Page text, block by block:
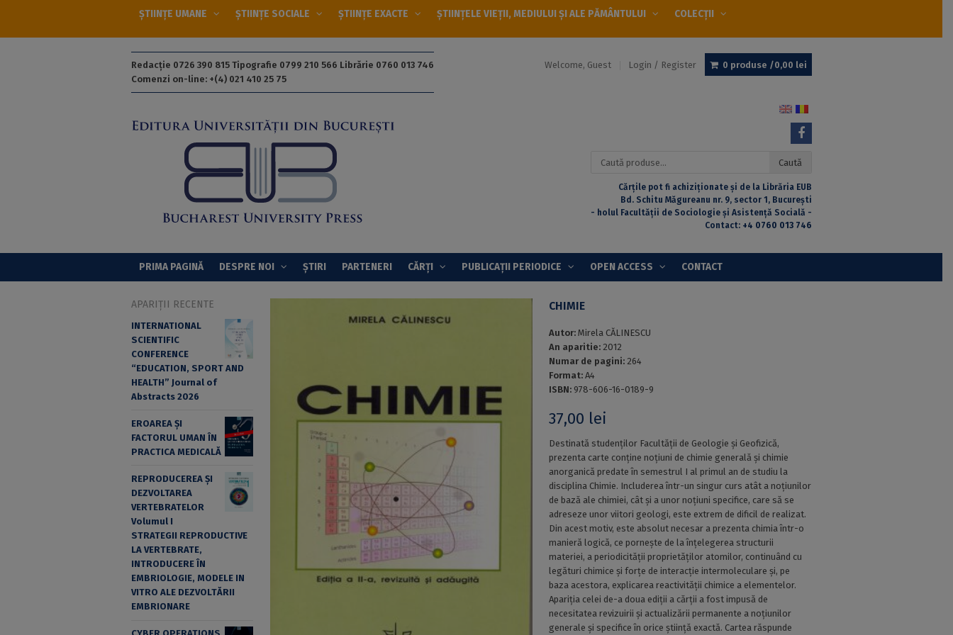
ȘTIINȚE UMANE ȘTIINȚE SOCIALE ȘTIINȚE EXACTE ȘTIINȚELE VIEȚII, MEDIULUI ȘI ALE PĂMÂNTULUI COLECȚII
Redacție 0726 390 815 Tipografie 0799 210 566 Librărie 0760 013 746
Comenzi on-line: +(4) 021 410 25 75
Welcome, Guest Login / Register 0 produse /0,00 lei
Caută
Caută
Cărțile pot fi achiziționate și de la Librăria EUB
Bd. Schitu Măgureanu nr. 9, sector 1, București
- holul Facultății de Sociologie și Asistență Socială -
Contact: +4 0760 013 746
PRIMA PAGINĂ DESPRE NOI ȘTIRI PARTENERI CĂRȚI PUBLICAȚII PERIODICE OPEN ACCESS CONTACT
CHIMIE
Autor:Mirela CĂLINESCU
An aparitie: 2012
Numar de pagini: 264
Format:A4
ISBN: 978-606-16-0189-9
37,00 lei
Destinată studenților Facultății de Geologie și Geofizică,
prezenta carte conține noțiuni de chimie generală și chimie
anorganică predate în semestrul I al primul an de studiu la
disciplina Chimie. Includerea într-un singur curs atât a noțiunilor
de bază ale chimiei, cât și a unor noțiuni specifice, care să se
adreseze unor viitori geologi, este extrem de dificil de realizat.
Din acest motiv, este absolut necesar a prezenta chimia într-o
manieră logică, ce pornește de la înțelegerea structurii
materiei, a periodicității proprietăților atomilor, continuând cu
legături chimice și forțe de interacție intermoleculare și, pe
baza acestora, explicarea reactivității chimice a elementelor.
Apariția celei de-a doua ediții a cărții a fost impusă de
necesitatea revizuirii și actualizării permanente a noțiunilor
generale și specifice în orice știință exactă. Cartea răspunde
APARIȚII RECENTE
INTERNATIONAL
SCIENTIFIC
CONFERENCE
“EDUCATION, SPORT AND
HEALTH” Journal of
Abstracts 2026
EROAREA ȘI
FACTORUL UMAN ÎN
PRACTICA MEDICALĂ
REPRODUCEREA ȘI
DEZVOLTAREA
VERTEBRATELOR
Volumul I
STRATEGII REPRODUCTIVE
LA VERTEBRATE,
INTRODUCERE ÎN
EMBRIOLOGIE, MODELE IN
VITRO ALE DEZVOLTĂRII
EMBRIONARE